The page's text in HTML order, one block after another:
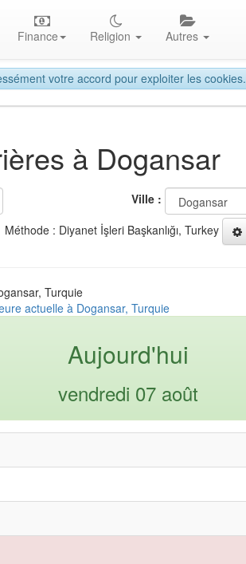
votre accord pour exploiter les cookies.
Finance Religion Autres
à Dogansar
Ville :
Méthode : Diyanet İşleri Başkanlığı, Turkey
Turquie
actuelle à Dogansar, Turquie
Aujourd'hui
vendredi 07 août